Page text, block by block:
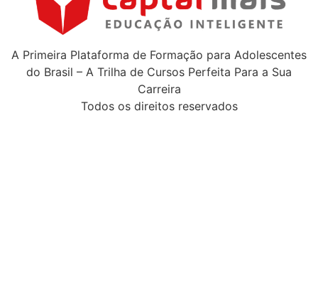
A Primeira Plataforma de Formação para Adolescentes
do Brasil – A Trilha de Cursos Perfeita Para a Sua
Carreira
Todos os direitos reservados